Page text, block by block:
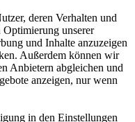
deren Verhalten und
unserer
und Inhalte anzuzeigen
Außerdem können wir
Anbietern abgleichen und
anzeigen, nur wenn
in den Einstellungen